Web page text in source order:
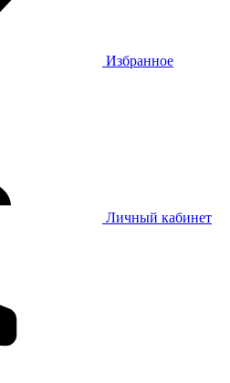
Избранное
Личный кабинет